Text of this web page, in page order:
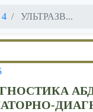
4 УЛЬТРАЗВ...